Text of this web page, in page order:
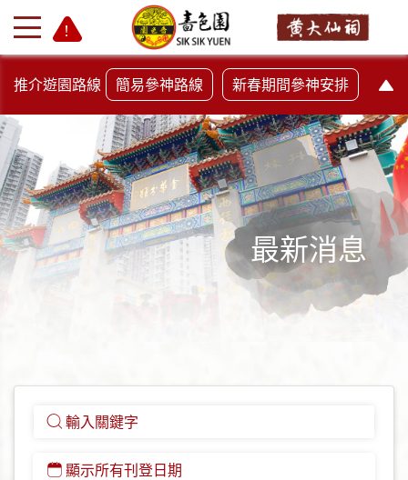
+ -
推介遊園路線 簡易參神路線 新春期間參神安排
最新消息